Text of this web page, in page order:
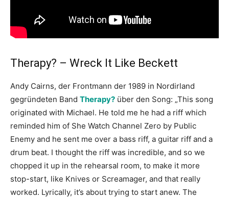
Therapy? – Wreck It Like Beckett
Andy Cairns, der Frontmann der 1989 in Nordirland
gegründeten Band Therapy? über den Song: „This song
originated with Michael. He told me he had a riff which
reminded him of She Watch Channel Zero by Public
Enemy and he sent me over a bass riff, a guitar riff and a
drum beat. I thought the riff was incredible, and so we
chopped it up in the rehearsal room, to make it more
stop-start, like Knives or Screamager, and that really
worked. Lyrically, it’s about trying to start anew. The